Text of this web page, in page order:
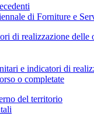
di Forniture e
di realizzazione delle
e indicatori di
o completate
del territorio